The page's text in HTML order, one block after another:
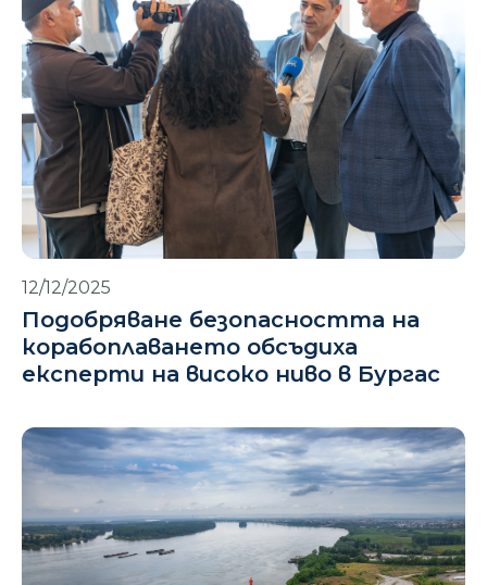
12/12/2025
Подобряване безопасността на
корабоплаването обсъдиха
експерти на високо ниво в Бургас